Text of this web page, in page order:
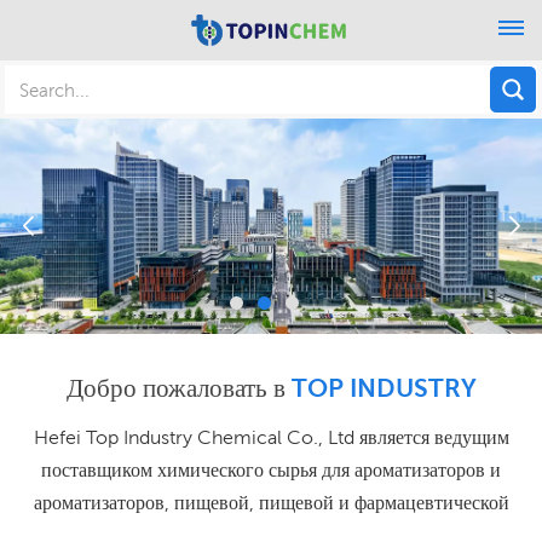
Добро пожаловать в TOP INDUSTRY
Hefei Top Industry Chemical Co., Ltd является ведущим
поставщиком химического сырья для ароматизаторов и
ароматизаторов, пищевой, пищевой и фармацевтической